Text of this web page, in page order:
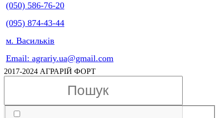
(050) 586-76-20
(095) 874-43-44
м. Васильків
Email: agrariy.ua@gmail.com
2017-2024 АГРАРІЙ ФОРТ